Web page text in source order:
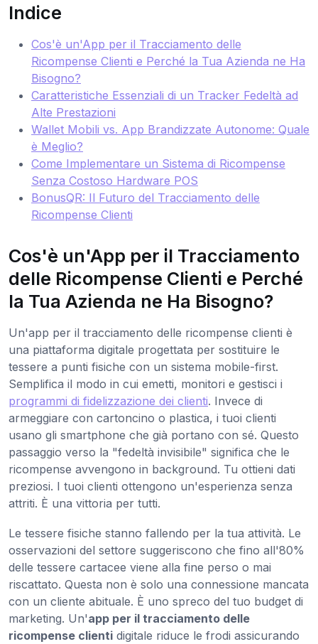
Indice
Cos'è un'App per il Tracciamento delle
Ricompense Clienti e Perché la Tua Azienda ne Ha
Bisogno?
Caratteristiche Essenziali di un Tracker Fedeltà ad
Alte Prestazioni
Wallet Mobili vs. App Brandizzate Autonome: Quale
è Meglio?
Come Implementare un Sistema di Ricompense
Senza Costoso Hardware POS
BonusQR: Il Futuro del Tracciamento delle
Ricompense Clienti
Cos'è un'App per il Tracciamento
delle Ricompense Clienti e Perché
la Tua Azienda ne Ha Bisogno?
Un'app per il tracciamento delle ricompense clienti è
una piattaforma digitale progettata per sostituire le
tessere a punti fisiche con un sistema mobile-first.
Semplifica il modo in cui emetti, monitori e gestisci i
programmi di fidelizzazione dei clienti. Invece di
armeggiare con cartoncino o plastica, i tuoi clienti
usano gli smartphone che già portano con sé. Questo
passaggio verso la "fedeltà invisibile" significa che le
ricompense avvengono in background. Tu ottieni dati
preziosi. I tuoi clienti ottengono un'esperienza senza
attriti. È una vittoria per tutti.
Le tessere fisiche stanno fallendo per la tua attività. Le
osservazioni del settore suggeriscono che fino all'80%
delle tessere cartacee viene alla fine perso o mai
riscattato. Questa non è solo una connessione mancata
con un cliente abituale. È uno spreco del tuo budget di
marketing. Un'app per il tracciamento delle
ricompense clienti digitale riduce le frodi assicurando